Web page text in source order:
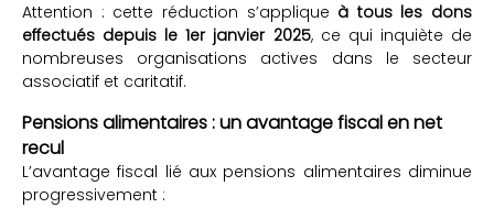
Attention : cette réduction s’applique à tous les dons
effectués depuis le 1er janvier 2025, ce qui inquiète de
nombreuses organisations actives dans le secteur
associatif et caritatif.
Pensions alimentaires : un avantage fiscal en net
recul
L’avantage fiscal lié aux pensions alimentaires diminue
progressivement :